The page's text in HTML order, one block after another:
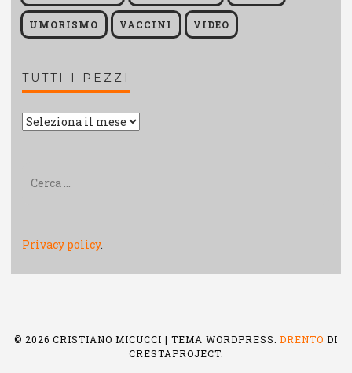
UMORISMO VACCINI VIDEO
TUTTI I PEZZI
Tutti
Privacy policy.
© 2026 CRISTIANO MICUCCI | TEMA WORDPRESS: DRENTO DI
CRESTAPROJECT.